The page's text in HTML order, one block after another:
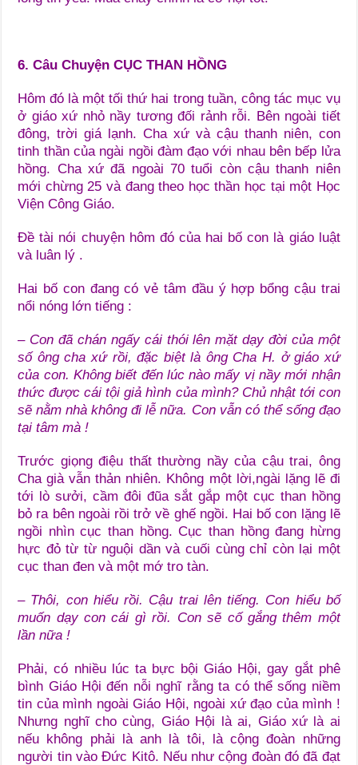
6. Câu Chuyện CỤC THAN HỒNG
Hôm đó là một tối thứ hai trong tuần, công tác mục vụ
ở giáo xứ nhỏ nầy tương đối rảnh rỗi. Bên ngoài tiết
đông, trời giá lạnh. Cha xứ và cậu thanh niên, con
tinh thần của ngài ngồi đàm đạo với nhau bên bếp lửa
hồng. Cha xứ đã ngoài 70 tuổi còn cậu thanh niên
mới chừng 25 và đang theo học thần học tại một Học
Viện Công Giáo.
Đề tài nói chuyện hôm đó của hai bố con là giáo luật
và luân lý .
Hai bố con đang có vẻ tâm đầu ý hợp bổng cậu trai
nổi nóng lớn tiếng :
– Con đã chán ngấy cái thói lên mặt dạy đời của một
số ông cha xứ rồi, đặc biệt là ông Cha H. ở giáo xứ
của con. Không biết đến lúc nào mấy vị nầy mới nhận
thức được cái tội giả hình của mình? Chủ nhật tới con
sẽ nằm nhà không đi lễ nữa. Con vẫn có thể sống đạo
tại tâm mà !
Trước giọng điệu thất thường nầy của cậu trai, ông
Cha già vẫn thản nhiên. Không một lời,ngài lặng lẽ đi
tới lò sưởi, cầm đôi đũa sắt gắp một cục than hồng
bỏ ra bên ngoài rồi trở về ghế ngồi. Hai bố con lặng lẽ
ngồi nhìn cục than hồng. Cục than hồng đang hừng
hực đỏ từ từ nguội dần và cuối cùng chỉ còn lại một
cục than đen và một mớ tro tàn.
– Thôi, con hiểu rồi. Cậu trai lên tiếng. Con hiểu bố
muốn dạy con cái gì rồi. Con sẽ cố gắng thêm một
lần nữa !
Phải, có nhiều lúc ta bực bội Giáo Hội, gay gắt phê
bình Giáo Hội đến nỗi nghĩ rằng ta có thể sống niềm
tin của mình ngoài Giáo Hội, ngoài xứ đạo của mình !
Nhưng nghĩ cho cùng, Giáo Hội là ai, Giáo xứ là ai
nếu không phải là anh là tôi, là cộng đoàn những
người tin vào Đức Kitô. Nếu như cộng đoàn đó đã đạt